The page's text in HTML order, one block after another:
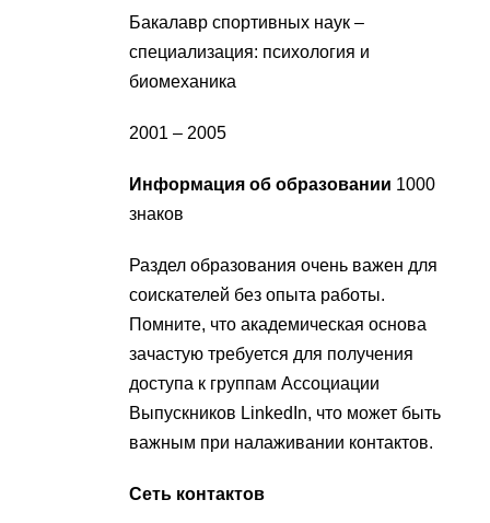
Бакалавр спортивных наук –
специализация: психология и
биомеханика
2001 – 2005
Информация об образовании 1000
знаков
Раздел образования очень важен для
соискателей без опыта работы.
Помните, что академическая основа
зачастую требуется для получения
доступа к группам Ассоциации
Выпускников LinkedIn, что может быть
важным при налаживании контактов.
Сеть контактов